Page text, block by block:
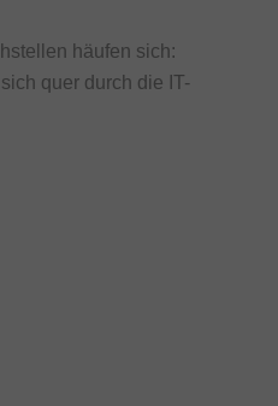
häufen sich:
quer durch die IT-